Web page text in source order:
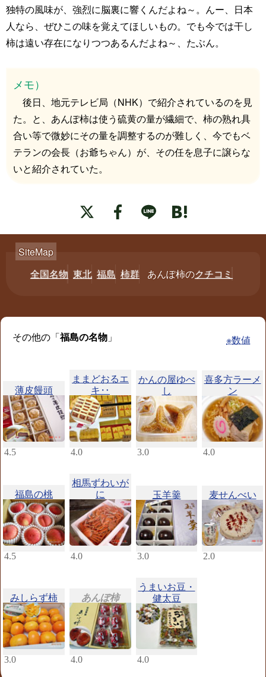
独特の風味が、強烈に脳裏に響くんだよね～。んー、日本
人なら、ぜひこの味を覚えてほしいもの。でも今では干し
柿は遠い存在になりつつあるんだよね～、たぶん。
メモ）
後日、地元テレビ局（NHK）で紹介されているのを見
た。と、あんぽ柿は使う硫黄の量が繊細で、柿の熟れ具
合い等で微妙にその量を調整するのが難しく、今でもベ
テランの会長（お爺ちゃん）が、その任を息子に譲らな
いと紹介されていた。
全国名物 東北 福島 柿群 あんぽ柿のクチコミ
その他の「福島の名物 」 ※数値
薄皮饅頭
4.5
ままどおるエ
キ‥
4.0
かんの屋ゆべ
し
3.0
喜多方ラーメ
ン
4.0
福島の桃
4.5
相馬ずわいが
に
4.0
玉羊羹
3.0
麦せんべい
2.0
みしらず柿
3.0
あんぽ柿
4.0
うまいお豆・
健太豆
4.0